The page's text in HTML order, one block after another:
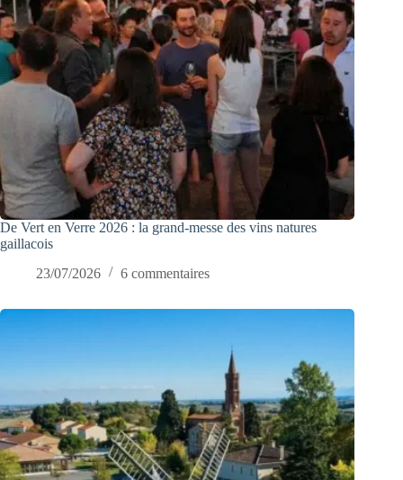
De Vert en Verre 2026 : la grand-messe des vins natures
gaillacois
23/07/2026
6 commentaires